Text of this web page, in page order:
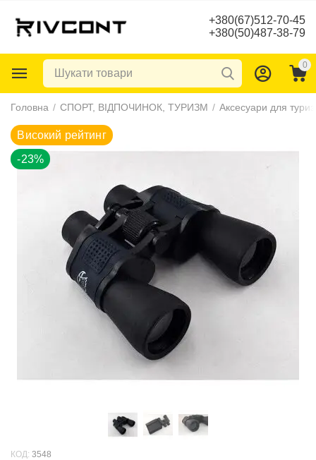
+380(67)512-70-45
+380(50)487-38-79
0
Головна / СПОРТ, ВІДПОЧИНОК, ТУРИЗМ / Аксесуари для
КОД: 3548